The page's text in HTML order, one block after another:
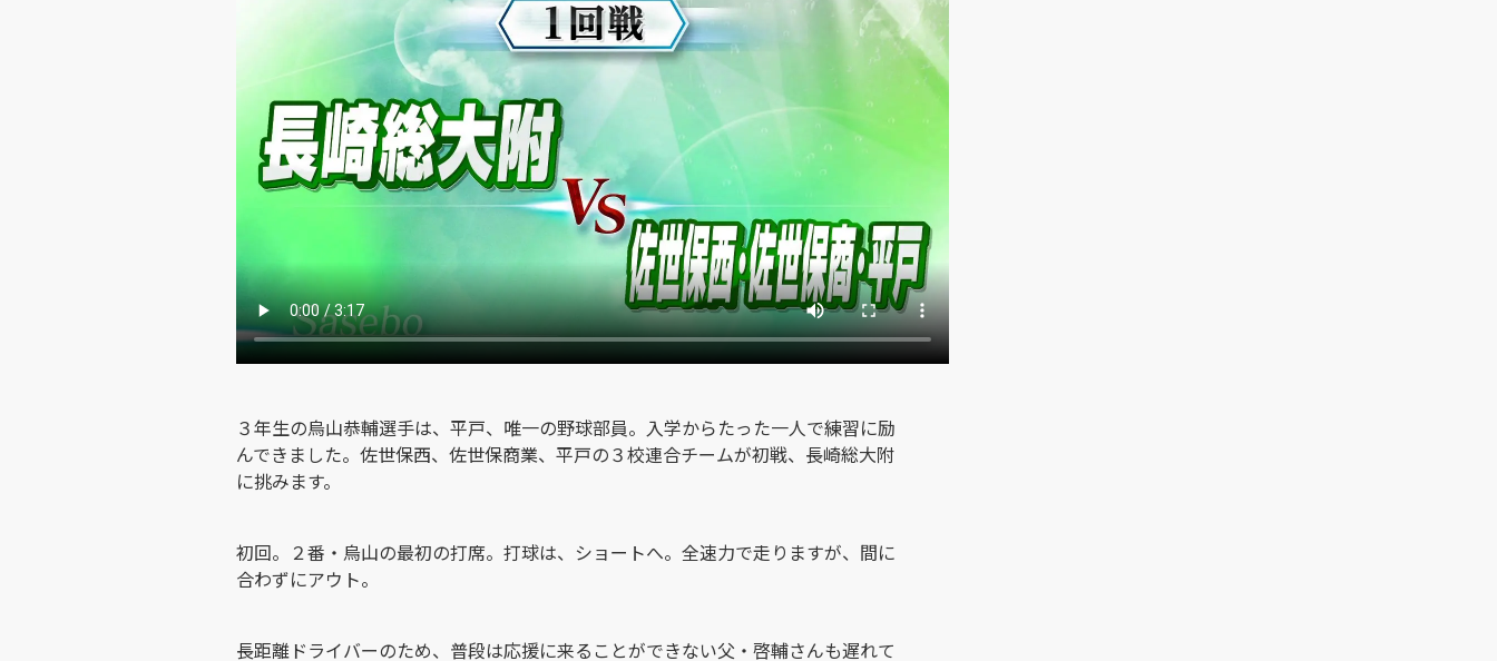
３年生の烏山恭輔選手は、平戸、唯一の野球部員。入学からたった一人で練習に励
んできました。佐世保西、佐世保商業、平戸の３校連合チームが初戦、長崎総大附
に挑みます。
初回。２番・烏山の最初の打席。打球は、ショートへ。全速力で走りますが、間に
合わずにアウト。
長距離ドライバーのため、普段は応援に来ることができない父・啓輔さんも遅れて